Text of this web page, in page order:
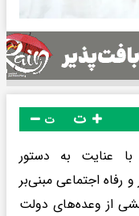
ت
عنایت به دستور
رفاه اجتماعی مبنی‌بر
از وعده‌های دولت